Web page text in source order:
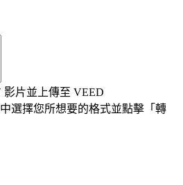
影片並上傳至 VEED
選擇您所想要的格式並點擊「轉